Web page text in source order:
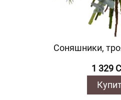
Соняшники,
1 329